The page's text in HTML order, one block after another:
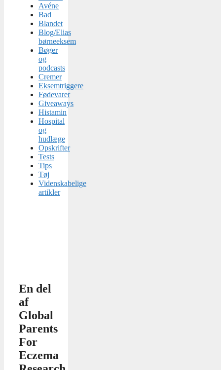
Avéne
Bad
Blandet
Blog/Elias
børneeksem
Bøger
og
podcasts
Cremer
Eksemtriggere
Fødevarer
Giveaways
Histamin
Hospital
og
hudlæge
Opskrifter
Tests
Tips
Tøj
Videnskabelige
artikler
En del
af
Global
Parents
For
Eczema